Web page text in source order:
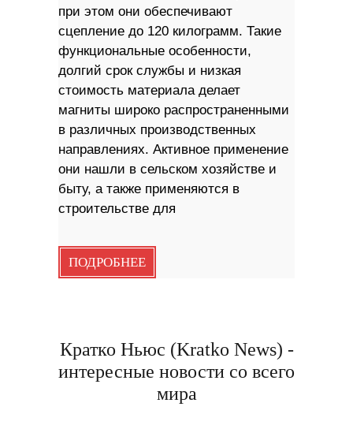
при этом они обеспечивают
сцепление до 120 килограмм. Такие
функциональные особенности,
долгий срок службы и низкая
стоимость материала делает
магниты широко распространенными
в различных производственных
направлениях. Активное применение
они нашли в сельском хозяйстве и
быту, а также применяются в
строительстве для
ПОДРОБНЕЕ
Кратко Ньюс (Kratko News) -
интересные новости со всего
мира